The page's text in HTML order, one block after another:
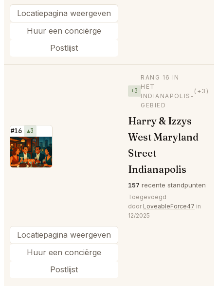
Locatiepagina weergeven
Huur een conciërge
Postlijst
#16 ▲3
⭐
+3
RANG 16 IN
HET
INDIANAPOLIS-
GEBIED
(+3)
Harry & Izzys
West Maryland
Street
Indianapolis
157 recente standpunten
Toegevoegd
door LoveableForce47 in
12/2025
Locatiepagina weergeven
Huur een conciërge
Postlijst